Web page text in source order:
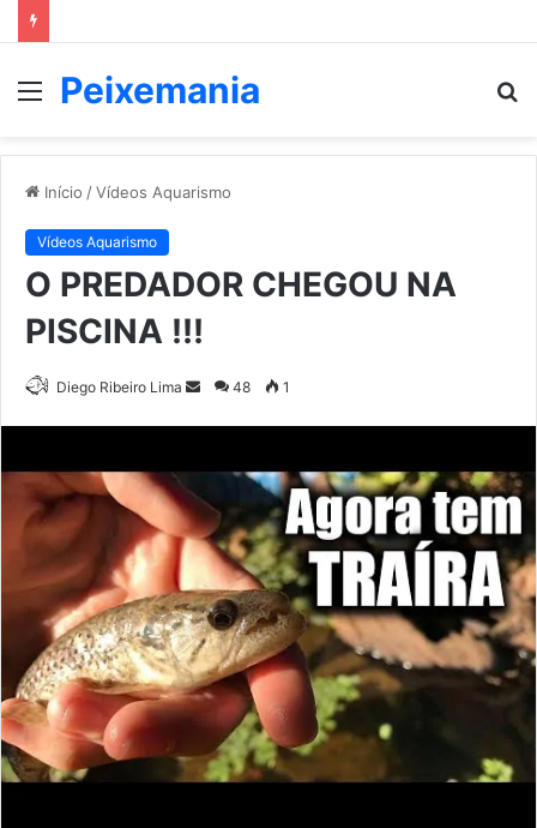
Menu
Peixemania
Início /Vídeos Aquarismo
Vídeos Aquarismo
O PREDADOR CHEGOU NA
PISCINA !!!
Diego Ribeiro Lima
Mande
mail
48 1